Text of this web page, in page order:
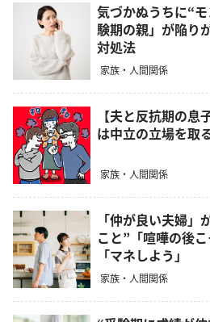
気づかぬうちに“
験期の親」が陥り
対処法
家族・人間関係
【夫と反抗期の
は中立の立場を取
家族・人間関係
「仲が良い夫婦
こと”「喧嘩の後
「マネしよう」
家族・人間関係